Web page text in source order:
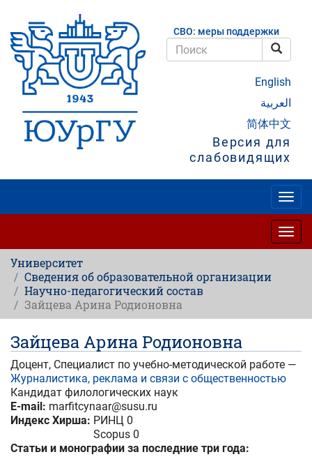
основному
содержанию
СВО: меры поддержки
English
العربية
简体中文
Версия для
слабовидящих
Университет
Сведения об образовательной организации
Научно-педагогический состав
Зайцева Арина Родионовна
Зайцева Арина Родионовна
Доцент, Специалист по учебно-методической работе —
Журналистика, реклама и связи с общественностью
Кандидат филологических наук
E-mail: marfitcynaar@susu.ru
Индекс Хирша: РИНЦ 0
Scopus 0
Статьи и монографии за последние три года: